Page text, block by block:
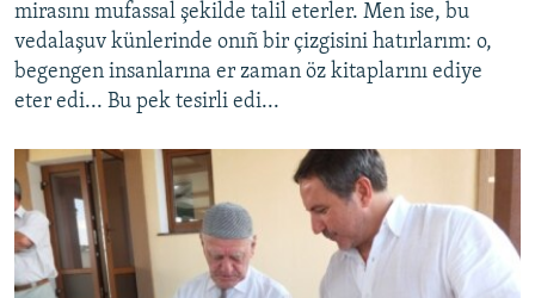
mirasını mufassal şekilde talil eterler. Men ise, bu
vedalaşuv künlerinde onıñ bir çizgisini hatırlarım: o,
begengen insanlarına er zaman öz kitaplarını ediye
eter edi... Bu pek tesirli edi...